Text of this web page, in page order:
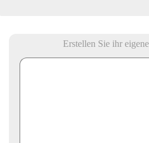
Erstellen Sie ihr